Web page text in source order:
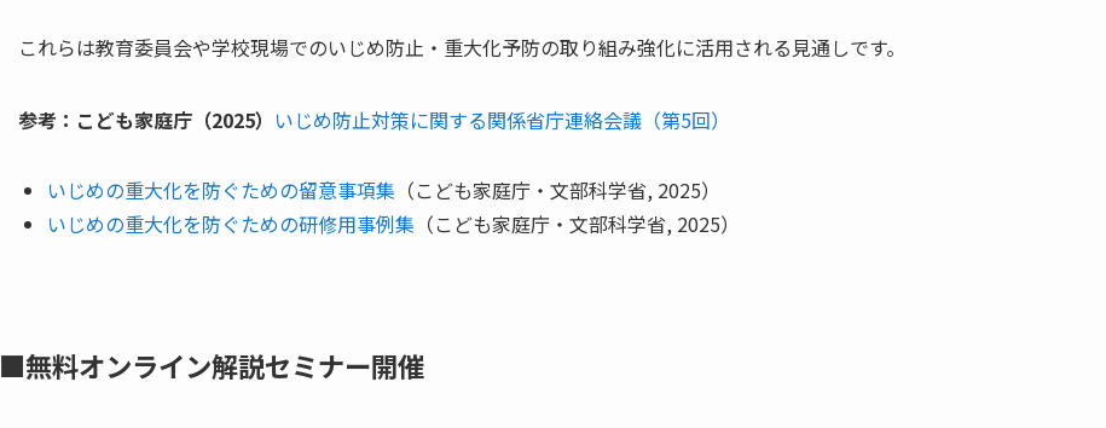
これらは教育委員会や学校現場でのいじめ防止・重大化予防の取り組み強化に活用される見通しです。
参考：こども家庭庁（2025） いじめ防止対策に関する関係省庁連絡会議（第5回）
いじめの重大化を防ぐための留意事項集 （こども家庭庁・文部科学省, 2025）
いじめの重大化を防ぐための研修用事例集 （こども家庭庁・文部科学省, 2025）
■無料オンライン解説セミナー開催